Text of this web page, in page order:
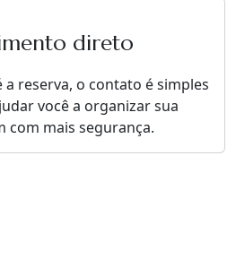
direto
a reserva, o contato é simples
você a organizar sua
com mais segurança.